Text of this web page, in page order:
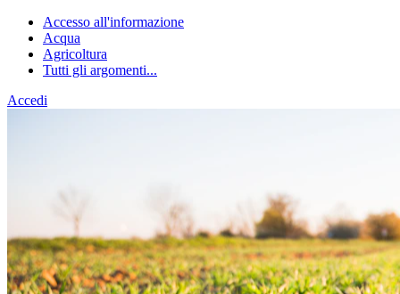
Accesso all'informazione
Acqua
Agricoltura
Tutti gli argomenti...
Accedi